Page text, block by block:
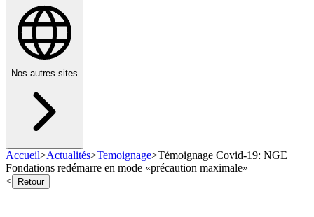
Nos autres sites
Accueil>Actualités>Temoignage>Témoignage Covid-19: NGE
Fondations redémarre en mode «précaution maximale»
<
Retour